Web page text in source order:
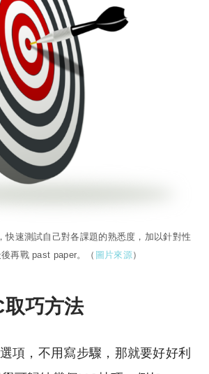
快速測試自己對各課題的熟悉度，加以針對性
再戰 past paper。（ 圖片來源）
巧方法
項，不用寫步驟，那就要好好利